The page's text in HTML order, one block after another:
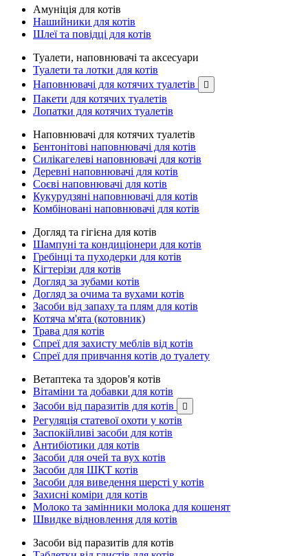
Амуніція для котів
Нашийники для котів
Шлеї та повідці для котів
Туалети, наповнювачі та аксесуари
Туалети та лотки для котів
Наповнювачі для котячих туалетів

Пакети для котячих туалетів
Лопатки для котячих туалетів
Наповнювачі для котячих туалетів
Бентонітові наповнювачі для котів
Силікагелеві наповнювачі для котів
Деревні наповнювачі для котів
Соєві наповнювачі для котів
Кукурудзяні наповнювачі для котів
Комбіновані наповнювачі для котів
Догляд та гігієна для котів
Шампуні та кондиціонери для котів
Гребінці та пуходерки для котів
Кігтерізи для котів
Догляд за зубами котів
Догляд за очима та вухами котів
Засоби від запаху та плям для котів
Котяча м'ята (котовник)
Трава для котів
Спреї для захисту меблів від котів
Спреї для привчання котів до туалету
Ветаптека та здоров'я котів
Вітаміни та добавки для котів
Засоби від паразитів для котів

Регуляція статевої охоти у котів
Заспокійливі засоби для котів
Антибіотики для котів
Засоби для очей та вух котів
Засоби для ШКТ котів
Засоби для виведення шерсті у котів
Захисні коміри для котів
Молоко та замінники молока для кошенят
Швидке відновлення для котів
Засоби від паразитів для котів